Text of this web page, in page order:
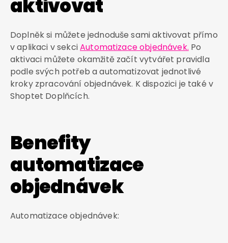
aktivovat
Doplněk si můžete jednoduše sami aktivovat přímo
v aplikaci v sekciAutomatizace objednávek. Po
aktivaci můžete okamžitě začít vytvářet pravidla
podle svých potřeb a automatizovat jednotlivé
kroky zpracování objednávek. K dispozici je také v
Shoptet Doplňcích.
Benefity
automatizace
objednávek
Automatizace objednávek: